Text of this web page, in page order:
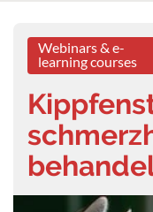
Webinars & e-
learning courses